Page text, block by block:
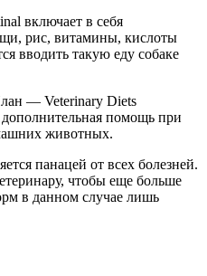
включает в себя
рис, витамины, кислоты
вводить такую еду собаке
— Veterinary Diets
дополнительная помощь при
животных.
панацей от всех болезней.
чтобы еще больше
в данном случае лишь